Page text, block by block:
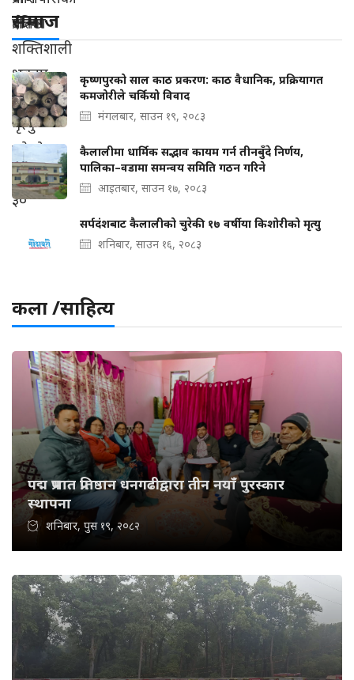
समाज
कृष्णपुरको साल काठ प्रकरण: काठ वैधानिक, प्रक्रियागत
कमजोरीले चर्कियो विवाद
मंगलबार, साउन १९, २०८३
कैलालीमा धार्मिक सद्भाव कायम गर्न तीनबुँदे निर्णय,
पालिका–वडामा समन्वय समिति गठन गरिने
आइतबार, साउन १७, २०८३
सर्पदंशबाट कैलालीको चुरेकी १७ वर्षीया किशोरीको मृत्यु
शनिबार, साउन १६, २०८३
कला /साहित्य
पद्म प्रभात प्रतिष्ठान धनगढीद्वारा तीन नयाँ पुरस्कार
स्थापना
शनिबार, पुस १९, २०८२